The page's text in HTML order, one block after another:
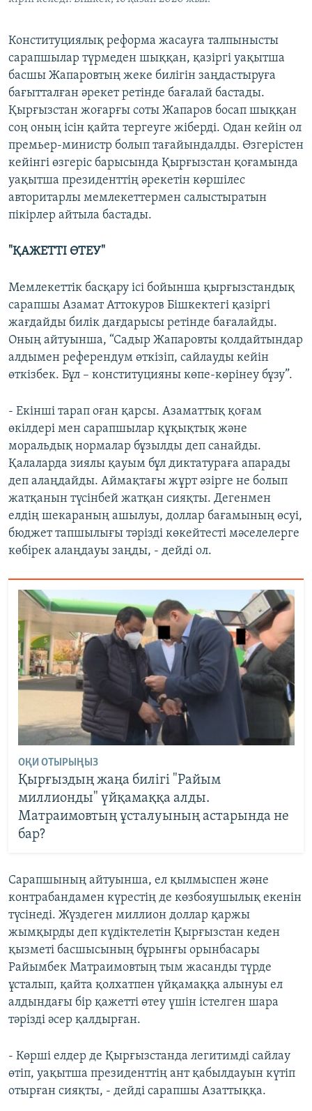
Конституциялық реформа жасауға талпынысты
сарапшылар түрмеден шыққан, қазіргі уақытша
басшы Жапаровтың жеке билігін заңдастыруға
бағытталған әрекет ретінде бағалай бастады.
Қырғызстан жоғарғы соты Жапаров босап шыққан
соң оның ісін қайта тергеуге жіберді. Одан кейін ол
премьер-министр болып тағайындалды. Өзгерістен
кейінгі өзгеріс барысында Қырғызстан қоғамында
уақытша президенттің әрекетін көршілес
авторитарлы мемлекеттермен салыстыратын
пікірлер айтыла бастады.
"ҚАЖЕТТІ ӨТЕУ"
Мемлекеттік басқару ісі бойынша қырғызстандық
сарапшы Азамат Аттокуров Бішкектегі қазіргі
жағдайды билік дағдарысы ретінде бағалайды.
Оның айтуынша, “Садыр Жапаровты қолдайтындар
алдымен референдум өткізіп, сайлауды кейін
өткізбек. Бұл – конституцияны көпе-көрінеу бұзу”.
- Екінші тарап оған қарсы. Азаматтық қоғам
өкілдері мен сарапшылар құқықтық және
моральдық нормалар бұзылды деп санайды.
Қалаларда зиялы қауым бұл диктатураға апарады
деп алаңдайды. Аймақтағы жұрт әзірге не болып
жатқанын түсінбей жатқан сияқты. Дегенмен
елдің шекараның ашылуы, доллар бағамының өсуі,
бюджет тапшылығы тәрізді көкейтесті мәселелерге
көбірек алаңдауы заңды, - дейді ол.
ОҚИ ОТЫРЫҢЫЗ
Қырғыздың жаңа билігі "Райым
миллионды" үйқамаққа алды.
Матраимовтың ұсталуының астарында не
бар?
Сарапшының айтуынша, ел қылмыспен және
контрабандамен күрестің де көзбояушылық екенін
түсінеді. Жүздеген миллион доллар қаржы
жымқырды деп күдіктелетін Қырғызстан кеден
қызметі басшысының бұрынғы орынбасары
Райымбек Матраимовтың тым жасанды түрде
ұсталып, қайта қолхатпен үйқамаққа алынуы ел
алдындағы бір қажетті өтеу үшін істелген шара
тәрізді әсер қалдырған.
- Көрші елдер де Қырғызстанда легитимді сайлау
өтіп, уақытша президенттің ант қабылдауын күтіп
отырған сияқты, - дейді сарапшы Азаттыққа.